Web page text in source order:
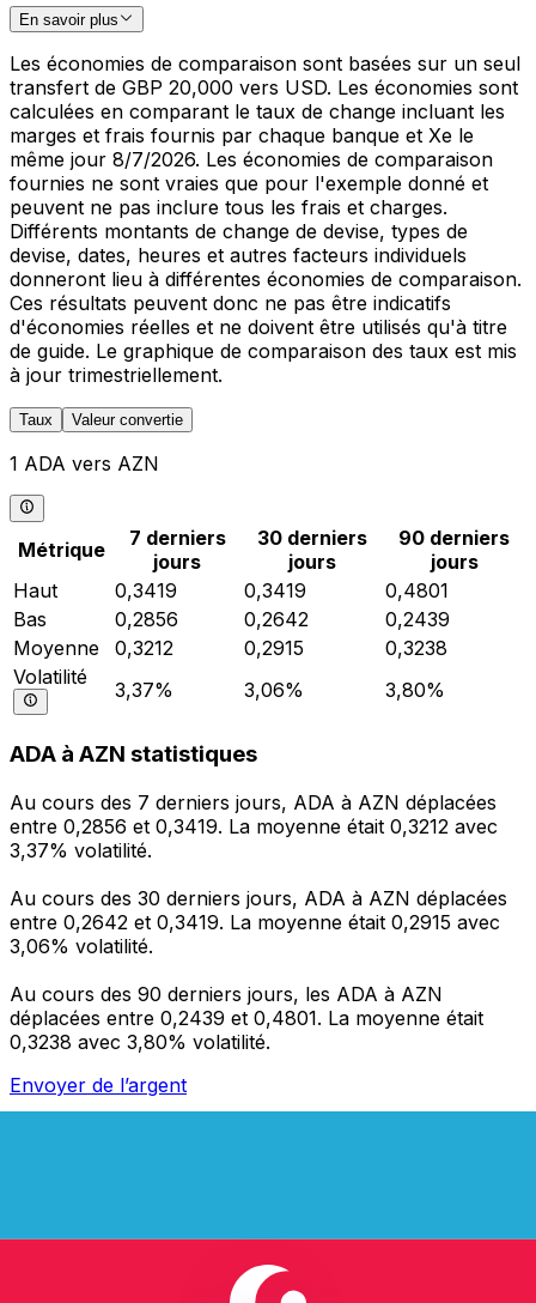
En savoir plus
Les économies de comparaison sont basées sur un seul
transfert de GBP 20,000 vers USD. Les économies sont
calculées en comparant le taux de change incluant les
marges et frais fournis par chaque banque et Xe le
même jour 8/7/2026. Les économies de comparaison
fournies ne sont vraies que pour l'exemple donné et
peuvent ne pas inclure tous les frais et charges.
Différents montants de change de devise, types de
devise, dates, heures et autres facteurs individuels
donneront lieu à différentes économies de comparaison.
Ces résultats peuvent donc ne pas être indicatifs
d'économies réelles et ne doivent être utilisés qu'à titre
de guide. Le graphique de comparaison des taux est mis
à jour trimestriellement.
Taux Valeur convertie
1 ADA vers AZN
Métrique
7 derniers
jours
30 derniers
jours
90 derniers
jours
Haut
0,3419 0,3419
0,4801
Bas
0,2856 0,2642
0,2439
Moyenne
0,3212 0,2915
0,3238
Volatilité
3,37% 3,06% 3,80%
ADA à AZN statistiques
Au cours des 7 derniers jours, ADA à AZN déplacées
entre 0,2856 et 0,3419. La moyenne était 0,3212 avec
3,37% volatilité.
Au cours des 30 derniers jours, ADA à AZN déplacées
entre 0,2642 et 0,3419. La moyenne était 0,2915 avec
3,06% volatilité.
Au cours des 90 derniers jours, les ADA à AZN
déplacées entre 0,2439 et 0,4801. La moyenne était
0,3238 avec 3,80% volatilité.
Envoyer de l’argent
nécessaires pour vos transferts d'argent internationaux
programmez des alertes de taux et transférez de